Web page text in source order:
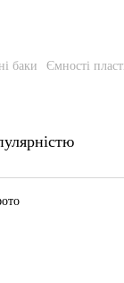
баки Ємності